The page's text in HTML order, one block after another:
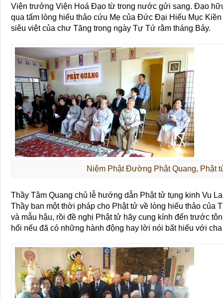
Viện trưởng Viện Hoá Đạo từ trong nước gửi sang. Đạo
qua tấm lòng hiếu thảo cứu Mẹ của Đức Đại Hiếu Mục
siêu việt của chư Tăng trong ngày Tự Tứ rằm tháng Bảy.
Niệm Phật Đường Phật Quang, Phật
Thầy Tâm Quang chủ lễ hướng dẫn Phật tử tụng kinh Vu
Thầy ban một thời pháp cho Phật tử về lòng hiếu thảo
và mẫu hậu, rồi đề nghị Phật tử hãy cung kính đến trước
hối nếu đã có những hành động hay lời nói bất hiếu với